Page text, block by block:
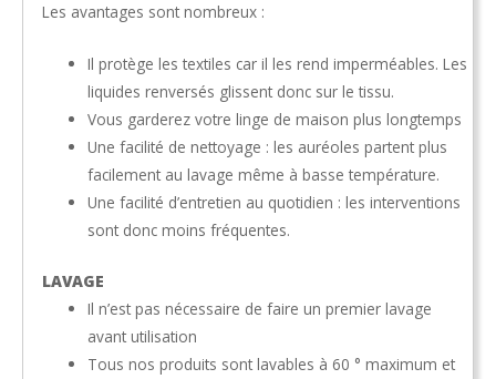
Les avantages sont nombreux :
Il protège les textiles car il les rend imperméables. Les
liquides renversés glissent donc sur le tissu.
Vous garderez votre linge de maison plus longtemps
Une facilité de nettoyage : les auréoles partent plus
facilement au lavage même à basse température.
Une facilité d’entretien au quotidien : les interventions
sont donc moins fréquentes.
LAVAGE
Il n’est pas nécessaire de faire un premier lavage
avant utilisation
Tous nos produits sont lavables à 60 ° maximum et